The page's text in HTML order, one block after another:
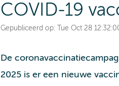
COVID-19
Gepubliceerd op: Tue Oct 28
De
2025 is er een nieuwe